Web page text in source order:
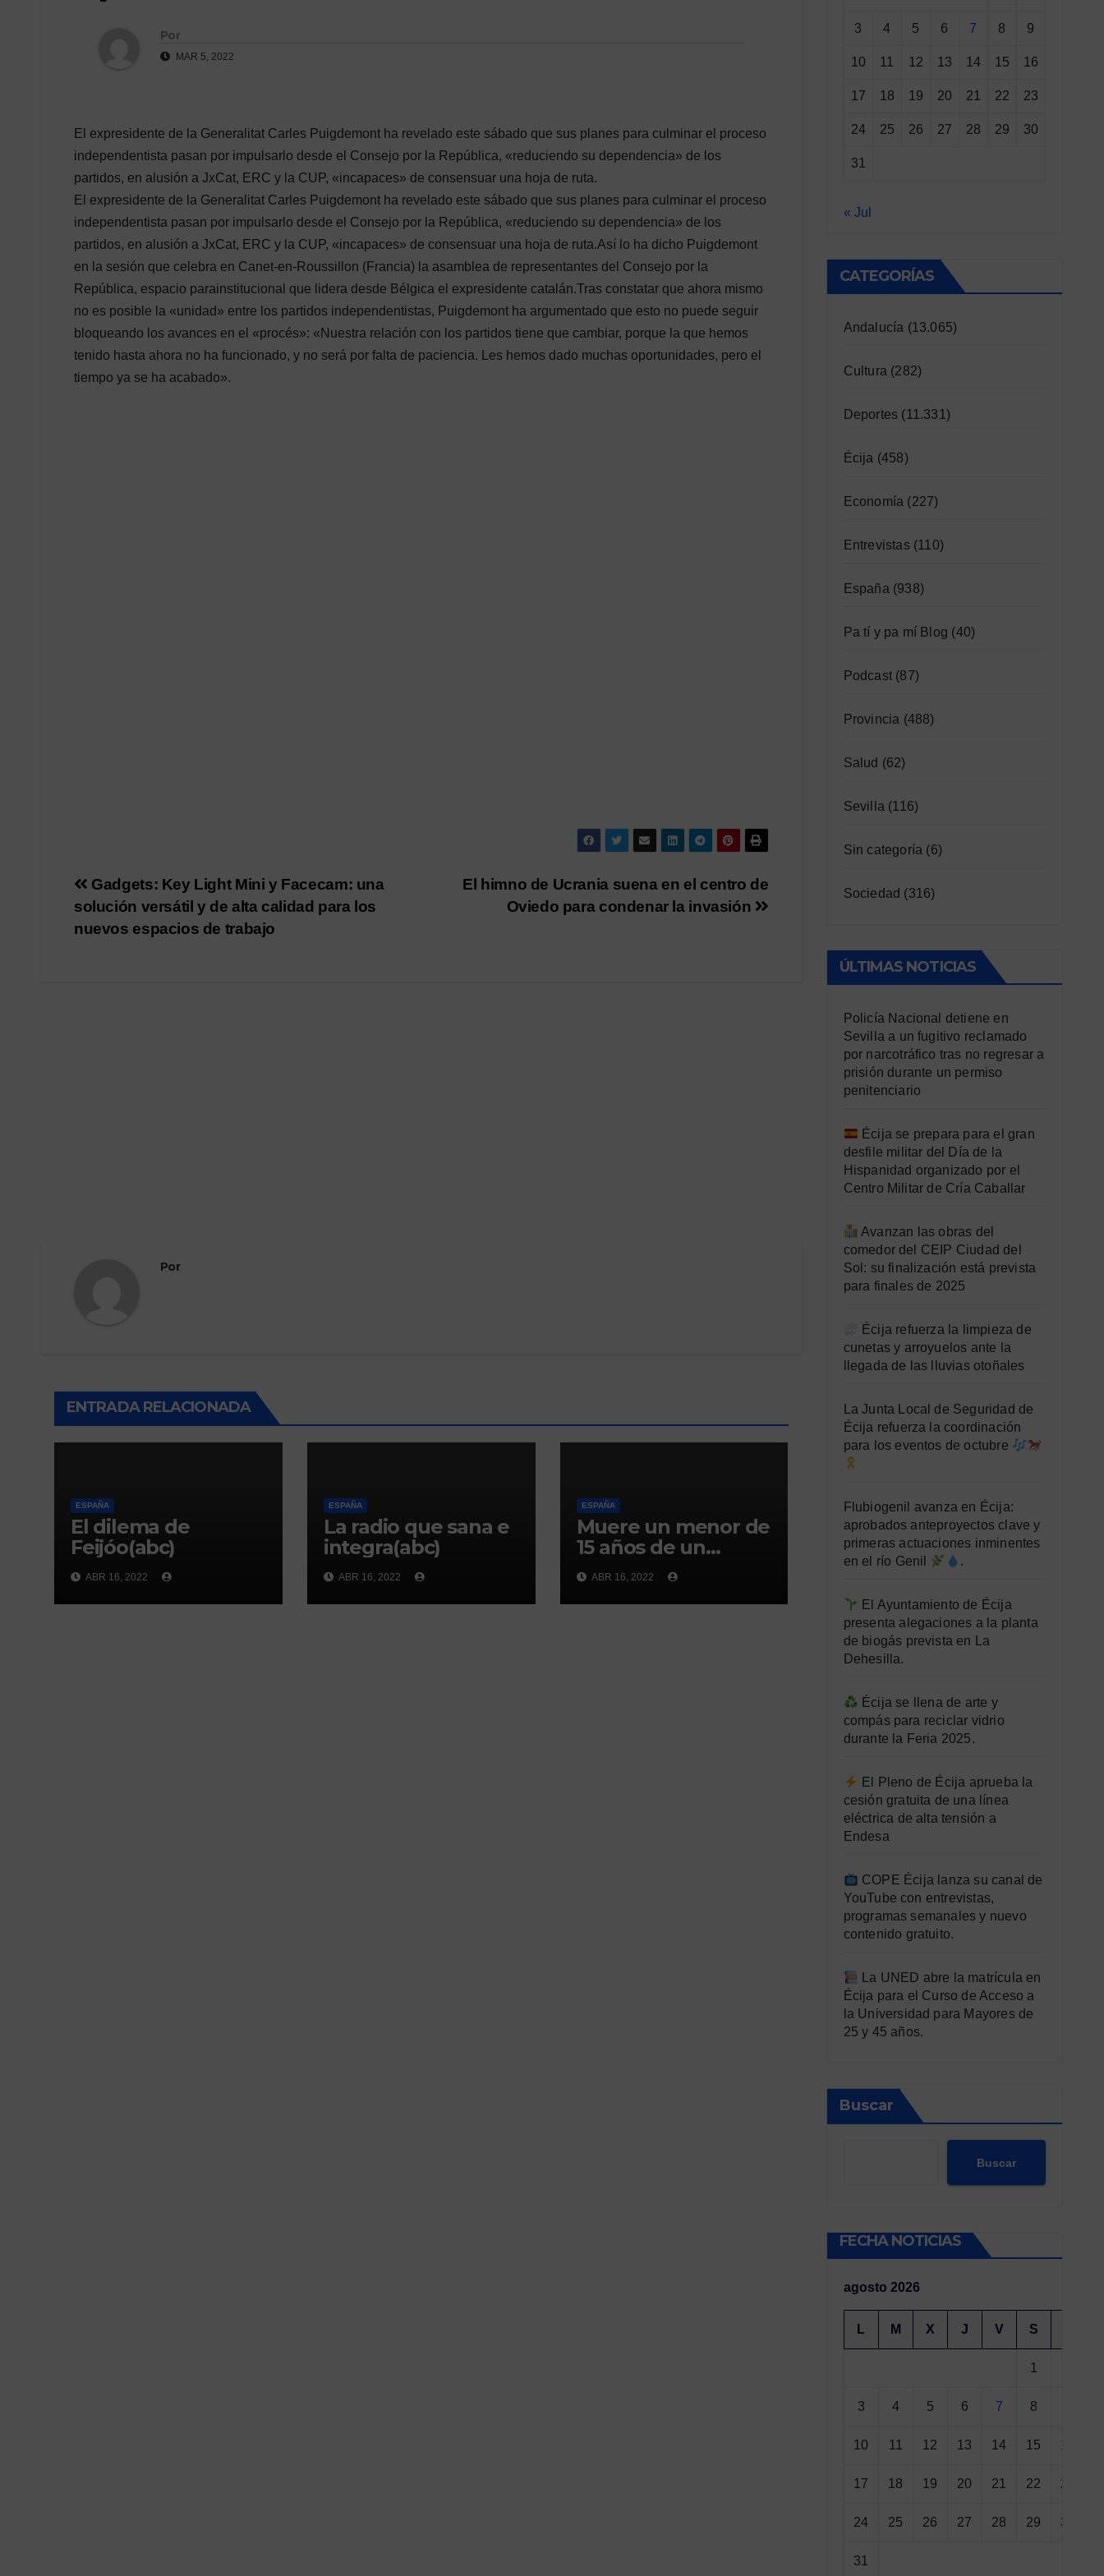
Por
MAR 5, 2022
El expresidente de la Generalitat Carles Puigdemont ha revelado este sábado que sus planes para culminar el proceso
independentista pasan por impulsarlo desde el Consejo por la República, «reduciendo su dependencia» de los
partidos, en alusión a JxCat, ERC y la CUP, «incapaces» de consensuar una hoja de ruta.
El expresidente de la Generalitat Carles Puigdemont ha revelado este sábado que sus planes para culminar el proceso
independentista pasan por impulsarlo desde el Consejo por la República, «reduciendo su dependencia» de los
partidos, en alusión a JxCat, ERC y la CUP, «incapaces» de consensuar una hoja de ruta.Así lo ha dicho Puigdemont
en la sesión que celebra en Canet-en-Roussillon (Francia) la asamblea de representantes del Consejo por la
República, espacio parainstitucional que lidera desde Bélgica el expresidente catalán.Tras constatar que ahora mismo
no es posible la «unidad» entre los partidos independentistas, Puigdemont ha argumentado que esto no puede seguir
bloqueando los avances en el «procés»: «Nuestra relación con los partidos tiene que cambiar, porque la que hemos
tenido hasta ahora no ha funcionado, y no será por falta de paciencia. Les hemos dado muchas oportunidades, pero el
tiempo ya se ha acabado».
Navegación
de
El himno de Ucrania suena en el centro de
Oviedo para condenar la invasión
Gadgets: Key Light Mini y Facecam: una
solución versátil y de alta calidad para los
nuevos espacios de trabajo
Por
ENTRADA RELACIONADA
ESPAÑA
El dilema de
Feijóo(abc)
ABR 16, 2022
ESPAÑA
La radio que sana e
integra(abc)
ABR 16, 2022
ESPAÑA
Muere un menor de
15 años de un
disparo en la
cabeza en
Ceuta(abc)
ABR 16, 2022
3 4 5 6 7 8 9
10 11 12 13 14 15 16
17 18 19 20 21 22 23
24 25 26 27 28 29 30
31
« Jul
CATEGORÍAS
Andalucía (13.065)
Cultura (282)
Deportes (11.331)
Écija (458)
Economía (227)
Entrevistas(110)
España (938)
Pa tí y pa mí Blog (40)
Podcast(87)
Provincia (488)
Salud (62)
Sevilla (116)
Sin categoría (6)
Sociedad (316)
ÚLTIMAS NOTICIAS
Policía Nacional detiene en
Sevilla a un fugitivo reclamado
por narcotráfico tras no regresar a
prisión durante un permiso
penitenciario
Écija se prepara para el gran
desfile militar del Día de la
Hispanidad organizado por el
Centro Militar de Cría Caballar
Avanzan las obras del
comedor del CEIP Ciudad del
Sol: su finalización está prevista
para finales de 2025
Écija refuerza la limpieza de
cunetas y arroyuelos ante la
llegada de las lluvias otoñales
La Junta Local de Seguridad de
Écija refuerza la coordinación
para los eventos de octubre
Flubiogenil avanza en Écija:
aprobados anteproyectos clave y
primeras actuaciones inminentes
en el río Genil
.
El Ayuntamiento de Écija
presenta alegaciones a la planta
de biogás prevista en La
Dehesilla.
Écija se llena de arte y
compás para reciclar vidrio
durante la Feria 2025.
El Pleno de Écija aprueba la
cesión gratuita de una línea
eléctrica de alta tensión a
Endesa
COPE Écija lanza su canal de
YouTube con entrevistas,
programas semanales y nuevo
contenido gratuito.
La UNED abre la matrícula en
Écija para el Curso de Acceso a
la Universidad para Mayores de
25 y 45 años.
Buscar
Buscar
FECHA NOTICIAS
agosto 2026
L M X J V S
1
3 4 5 6 7 8
10 11 12 13 14 15 16
17 18 19 20 21 22 23
24 25 26 27 28 29 30
31